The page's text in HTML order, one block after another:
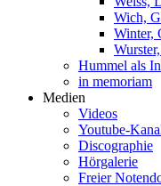
Wich,
Winter,
Hummel als
in memoriam
Medien
Videos
Youtube-
Discographie
Hörgalerie
Freier